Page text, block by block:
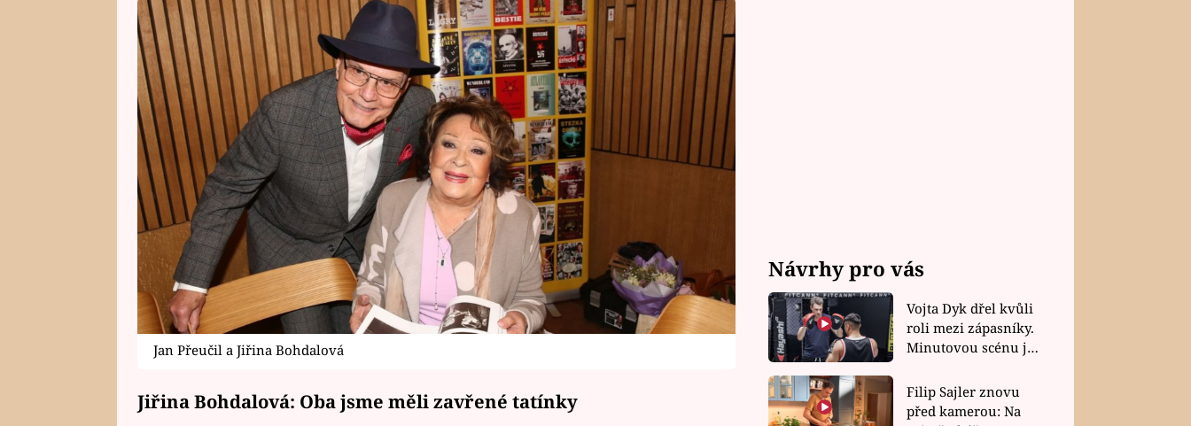
Jan Přeučil a Jiřina Bohdalová
Jiřina Bohdalová: Oba jsme měli zavřené tatínky
Návrhy pro vás
Vojta Dyk dřel kvůli
roli mezi zápasníky.
Minutovou scénu jel
Filip Sajler znovu
před kamerou: Na